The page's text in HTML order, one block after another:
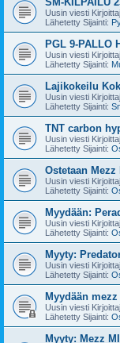
Uusin viesti
Lähetetty Sijainti:
PGL 9-PALLO
Uusin viesti
Lähetetty Sijainti:
Lajikokeilu
Uusin viesti
Lähetetty Sijainti:
TNT carbon
Uusin viesti
Lähetetty Sijainti:
Ostetaan
Uusin viesti
Lähetetty Sijainti:
Myydään:
Uusin viesti
Lähetetty Sijainti:
Myyty:
Uusin viesti
Lähetetty Sijainti:
Myydään
Uusin viesti
Lähetetty Sijainti:
Myyty: Mezz